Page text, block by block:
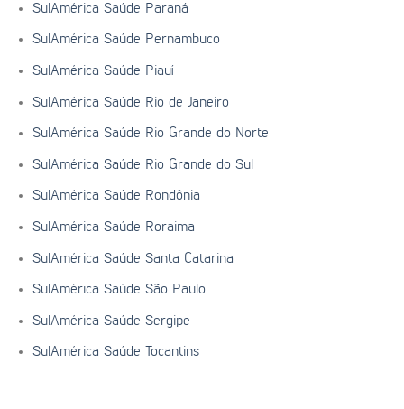
SulAmérica Saúde Paraná
SulAmérica Saúde Pernambuco
SulAmérica Saúde Piauí
SulAmérica Saúde Rio de Janeiro
SulAmérica Saúde Rio Grande do Norte
SulAmérica Saúde Rio Grande do Sul
SulAmérica Saúde Rondônia
SulAmérica Saúde Roraima
SulAmérica Saúde Santa Catarina
SulAmérica Saúde São Paulo
SulAmérica Saúde Sergipe
SulAmérica Saúde Tocantins